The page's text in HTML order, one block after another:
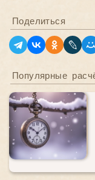
Поделиться
Популярные